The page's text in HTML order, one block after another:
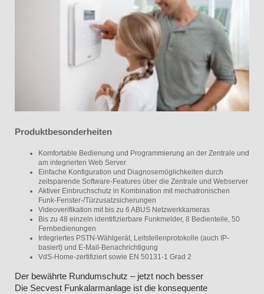
Produktbesonderheiten
Komfortable Bedienung und Programmierung an der Zentrale und
am integrierten Web Server
Einfache Konfiguration und Diagnosemöglichkeiten durch
zeitsparende Software-Features über die Zentrale und Webserver
Aktiver Einbruchschutz in Kombination mit mechatronischen
Funk-Fenster-/Türzusatzsicherungen
Videoverifikation mit bis zu 6 ABUS Netzwerkkameras
Bis zu 48 einzeln identifizierbare Funkmelder, 8 Bedienteile, 50
Fernbedienungen
Integriertes PSTN-Wählgerät, Leitstellenprotokolle (auch IP-
basiert) und E-Mail-Benachrichtigung
VdS-Home-zertifiziert sowie EN 50131-1 Grad 2
Der bewährte Rundumschutz – jetzt noch besser
Die Secvest Funkalarmanlage ist die konsequente